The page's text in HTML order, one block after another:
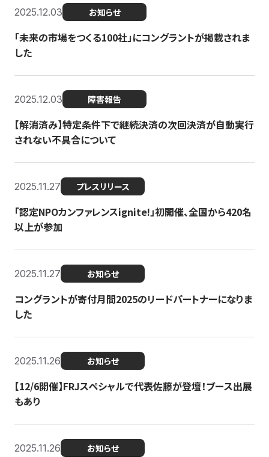
2025.12.03 お知らせ
「未来の市場をつくる100社」にコングラントが掲載されま
した
2025.12.03 障害報告
【解消済み】特定条件下で継続決済の次回決済が自動実行
されない不具合について
2025.11.27 プレスリリース
「認定NPOカンファレンスignite!」初開催、全国から420名
以上が参加
2025.11.27 お知らせ
コングラントが寄付月間2025のリードパートナーになりま
した
2025.11.26 お知らせ
【12/6開催】FRJスペシャルで代表佐藤が登壇！ブース出展
もあり
2025.11.26 お知らせ